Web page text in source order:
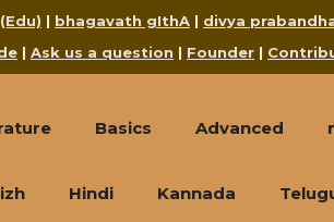
| bhagavath gIthA | divya
| Ask us a question | Founder |
Basics Advanced
Hindi Kannada